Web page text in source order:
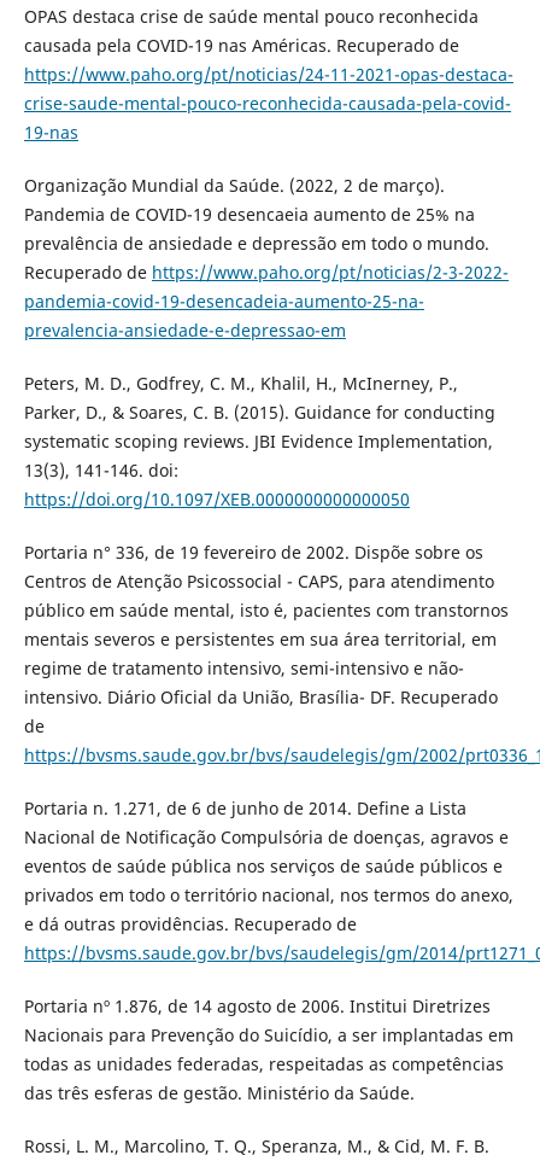
OPAS destaca crise de saúde mental pouco reconhecida
causada pela COVID-19 nas Américas. Recuperado de
https://www.paho.org/pt/noticias/24-11-2021-opas-destaca-
crise-saude-mental-pouco-reconhecida-causada-pela-covid-
19-nas
Organização Mundial da Saúde. (2022, 2 de março).
Pandemia de COVID-19 desencaeia aumento de 25% na
prevalência de ansiedade e depressão em todo o mundo.
Recuperado de https://www.paho.org/pt/noticias/2-3-2022-
pandemia-covid-19-desencadeia-aumento-25-na-
prevalencia-ansiedade-e-depressao-em
Peters, M. D., Godfrey, C. M., Khalil, H., McInerney, P.,
Parker, D., & Soares, C. B. (2015). Guidance for conducting
systematic scoping reviews. JBI Evidence Implementation,
13(3), 141-146. doi:
https://doi.org/10.1097/XEB.0000000000000050
Portaria n° 336, de 19 fevereiro de 2002. Dispõe sobre os
Centros de Atenção Psicossocial - CAPS, para atendimento
público em saúde mental, isto é, pacientes com transtornos
mentais severos e persistentes em sua área territorial, em
regime de tratamento intensivo, semi-intensivo e não-
intensivo. Diário Oficial da União, Brasília- DF. Recuperado
de
https://bvsms.saude.gov.br/bvs/saudelegis/gm/2002/
Portaria n. 1.271, de 6 de junho de 2014. Define a Lista
Nacional de Notificação Compulsória de doenças, agravos e
eventos de saúde pública nos serviços de saúde públicos e
privados em todo o território nacional, nos termos do anexo,
e dá outras providências. Recuperado de
https://bvsms.saude.gov.br/bvs/saudelegis/gm/2014/
Portaria nº 1.876, de 14 agosto de 2006. Institui Diretrizes
Nacionais para Prevenção do Suicídio, a ser implantadas em
todas as unidades federadas, respeitadas as competências
das três esferas de gestão. Ministério da Saúde.
Rossi, L. M., Marcolino, T. Q., Speranza, M., & Cid, M. F. B.